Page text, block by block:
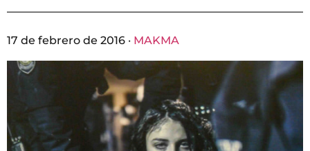
17 de febrero de 2016 · MAKMA